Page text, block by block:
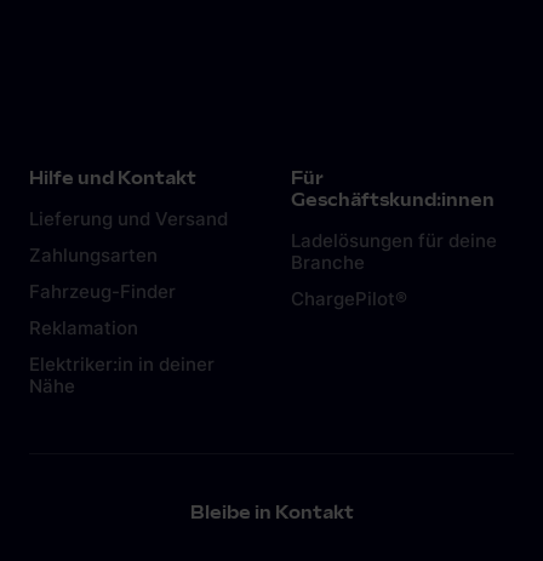
Hilfe und Kontakt
Lieferung und Versand
Zahlungsarten
Fahrzeug-Finder
Reklamation
Elektriker:in in deiner
Nähe
Für
Geschäftskund:innen
Ladelösungen für deine
Branche
ChargePilot®
Bleibe in Kontakt